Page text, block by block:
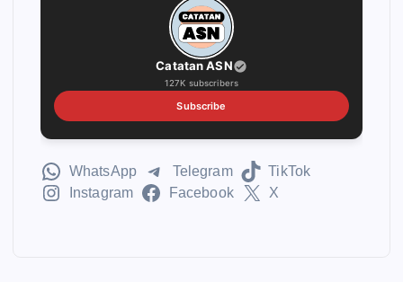
Catatan ASN
127K subscribers
Subscribe
WhatsApp Telegram
TikTok
Instagram
Facebook X